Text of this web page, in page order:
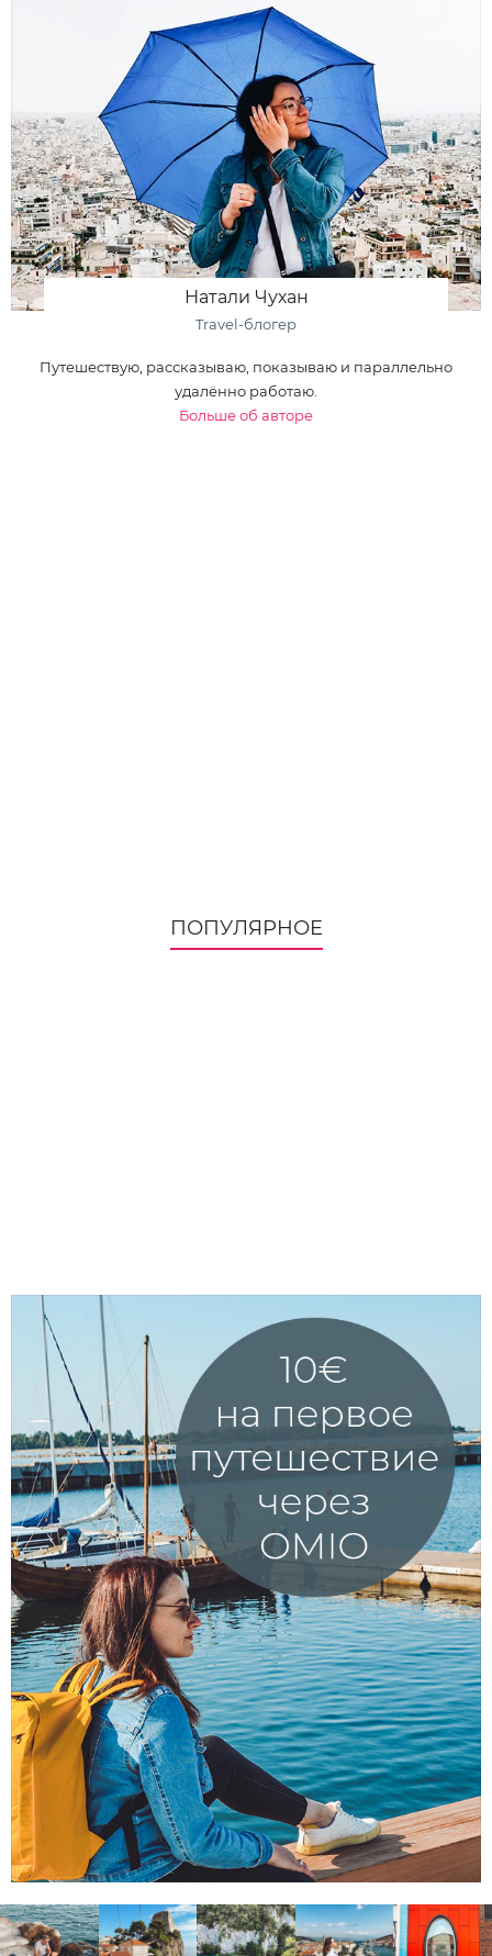
Натали Чухан
Travel-блогер
Путешествую, рассказываю, показываю и параллельно
удалённо работаю.
Больше об авторе
ПОПУЛЯРНОЕ